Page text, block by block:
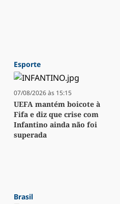
Esporte
07/08/2026 às 15:15
UEFA mantém boicote à
Fifa e diz que crise com
Infantino ainda não foi
superada
Brasil